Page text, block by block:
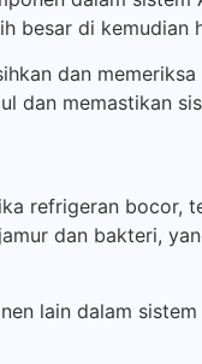
besar di kemudian
dan
dan memastikan
refrigeran bocor,
dan bakteri,
lain dalam sistem